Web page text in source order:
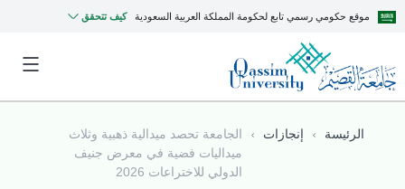
موقع حكومي رسمي تابع لحكومة المملكة العربية السعودية كيف تتحقق
الرئيسة إنجازات
الجامعة تحصد ميدالية ذهبية وثلاث
ميداليات فضية في معرض جنيف
الدولي للاختراعات 2026